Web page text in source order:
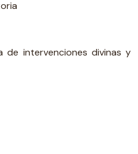
de intervenciones divinas y